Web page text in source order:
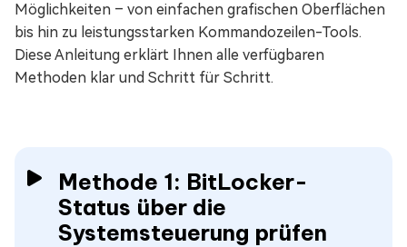
Möglichkeiten – von einfachen grafischen Oberflächen
bis hin zu leistungsstarken Kommandozeilen-Tools.
Diese Anleitung erklärt Ihnen alle verfügbaren
Methoden klar und Schritt für Schritt.
Methode 1: BitLocker-
Status über die
Systemsteuerung prüfen